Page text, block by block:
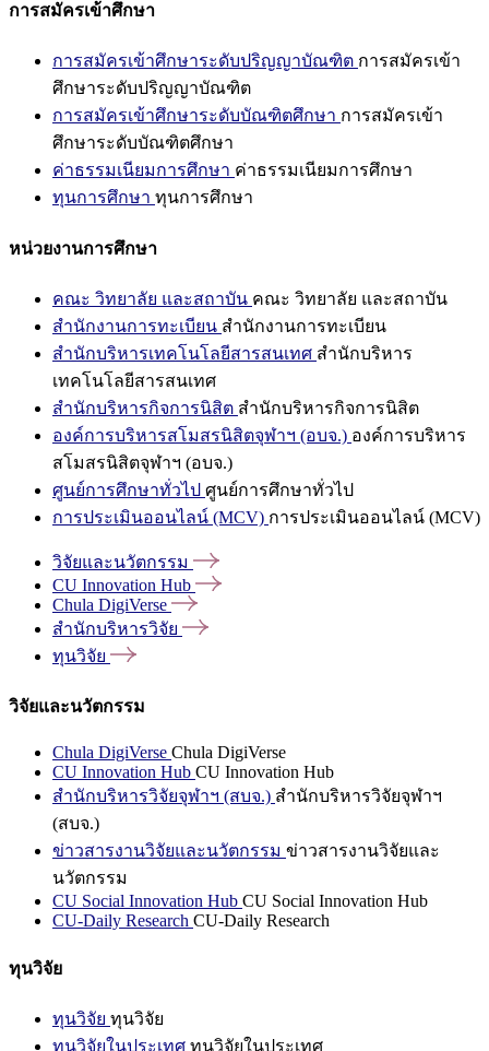
การสมัครเข้าศึกษา
การสมัครเข้าศึกษาระดับปริญญาบัณฑิต การสมัครเข้า
ศึกษาระดับปริญญาบัณฑิต
การสมัครเข้าศึกษาระดับบัณฑิตศึกษา การสมัครเข้า
ศึกษาระดับบัณฑิตศึกษา
ค่าธรรมเนียมการศึกษา ค่าธรรมเนียมการศึกษา
ทุนการศึกษา ทุนการศึกษา
หน่วยงานการศึกษา
คณะ วิทยาลัย และสถาบัน คณะ วิทยาลัย และสถาบัน
สำนักงานการทะเบียน สำนักงานการทะเบียน
สำนักบริหารเทคโนโลยีสารสนเทศ สำนักบริหาร
เทคโนโลยีสารสนเทศ
สำนักบริหารกิจการนิสิต สำนักบริหารกิจการนิสิต
องค์การบริหารสโมสรนิสิตจุฬาฯ (อบจ.) องค์การบริหาร
สโมสรนิสิตจุฬาฯ (อบจ.)
ศูนย์การศึกษาทั่วไป ศูนย์การศึกษาทั่วไป
การประเมินออนไลน์ (MCV) การประเมินออนไลน์ (MCV)
วิจัยและนวัตกรรม
CU Innovation Hub
Chula DigiVerse
สำนักบริหารวิจัย
ทุนวิจัย
วิจัยและนวัตกรรม
Chula DigiVerse Chula DigiVerse
CU Innovation Hub CU Innovation Hub
สำนักบริหารวิจัยจุฬาฯ (สบจ.) สำนักบริหารวิจัยจุฬาฯ
(สบจ.)
ข่าวสารงานวิจัยและนวัตกรรม ข่าวสารงานวิจัยและ
นวัตกรรม
CU Social Innovation Hub CU Social Innovation Hub
CU-Daily Research CU-Daily Research
ทุนวิจัย
ทุนวิจัย ทุนวิจัย
ทุนวิจัยในประเทศ ทุนวิจัยในประเทศ